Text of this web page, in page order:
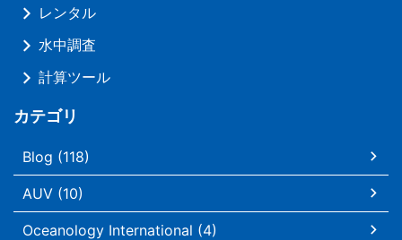
レンタル
水中調査
計算ツール
カテゴリ
Blog (118)
AUV (10)
Oceanology International (4)